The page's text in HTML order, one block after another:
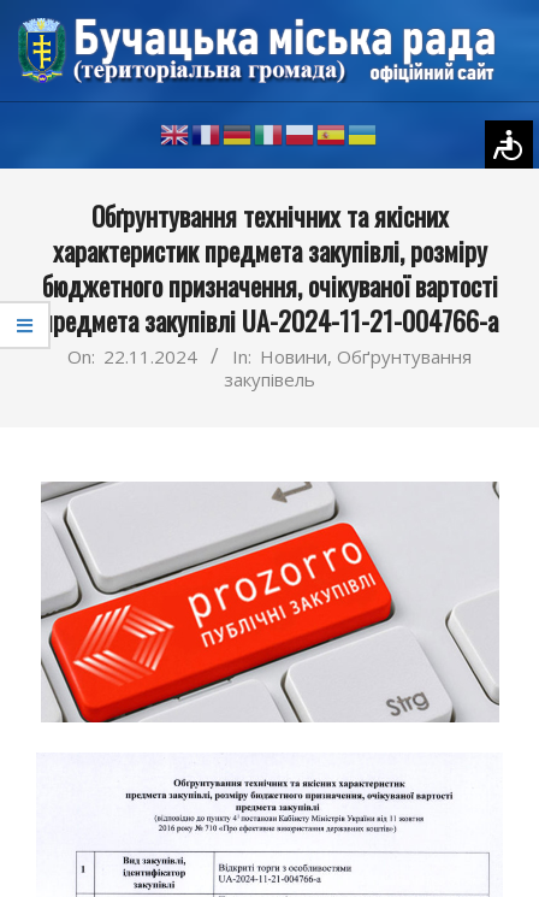
Skip
content
Обґрунтування технічних та якісних
характеристик предмета закупівлі, розміру
бюджетного призначення, очікуваної вартості
предмета закупівлі UA-2024-11-21-004766-a
On: 22.11.2024 In: Новини, Обґрунтування
закупівель